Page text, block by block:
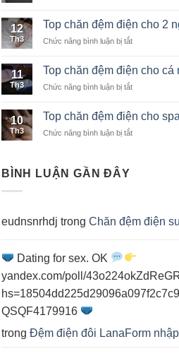
khách
chăn
đệm
khẩu
12
Th3
Top chăn đệm điện cho 2
Chức năng bình luận bị tắt
chăn
đệm
2
11
Th3
Top chăn đệm điện cho cá
Chức năng bình luận bị tắt
chăn
đệm
10
Th3
Top chăn đệm điện cho spa
Chức năng bình luận bị tắt
BÌNH LUẬN GẦN ĐÂY
eudnsnrhdj trong Chăn đệm điện
Dating for sex. OK
yandex.com/poll/
QSQF4179916
trong Đệm điện đôi LanaForm